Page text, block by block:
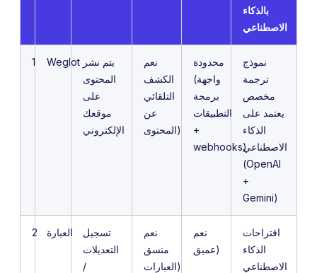
بالذكاء
الاصطناعي
1 Weglot يتم نشر
المحتوى
على
موقعك
الإلكتروني
نعم
الكشف
التلقائي
عن
المحتوى)
محدودة
(واجهة
برمجة
التطبيقات
+
webhooks)
نموذج
ترجمة
مخصص
يعتمد على
الذكاء
الاصطناعي
(OpenAI
+
Gemini)
2 العبارة
تسجيل
التعديلات
/
نعم
منسق
العبارات)
نعم
عميق)
اقتراحات
الذكاء
الاصطناعي